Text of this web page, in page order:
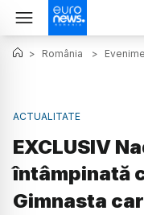
> România >
ACTUALITATE
EXCLUSIV
întâmpinată
Gimnasta